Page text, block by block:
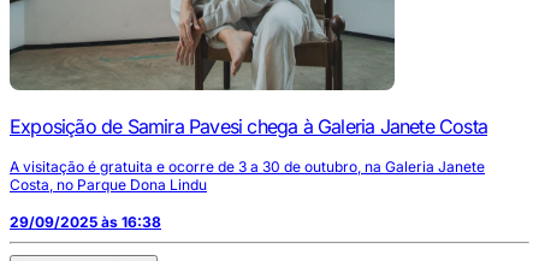
Exposição de Samira Pavesi chega à Galeria Janete Costa
A visitação é gratuita e ocorre de 3 a 30 de outubro, na Galeria Janete
Costa, no Parque Dona Lindu
29/09/2025 às 16:38